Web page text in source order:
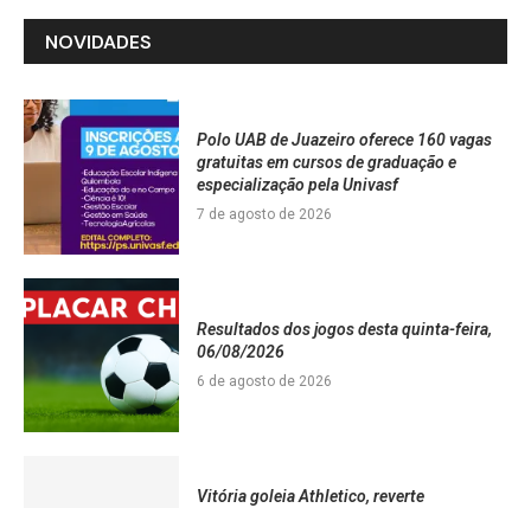
NOVIDADES
Polo UAB de Juazeiro oferece 160 vagas
gratuitas em cursos de graduação e
especialização pela Univasf
7 de agosto de 2026
Resultados dos jogos desta quinta-feira,
06/08/2026
6 de agosto de 2026
Vitória goleia Athletico, reverte